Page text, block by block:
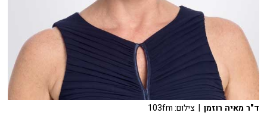
ד"ר מאיה רוזמן | צילום: 103fm